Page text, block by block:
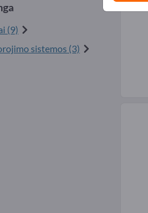
(9)
sistemos (3)